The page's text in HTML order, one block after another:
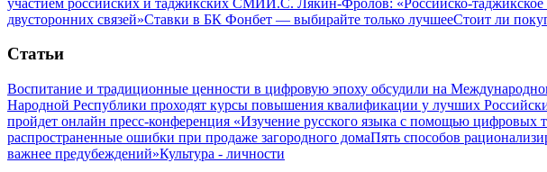
двусторонних связей»Ставки в БК Фонбет — выбирайте только лучшееСтоит ли
Статьи
Воспитание и традиционные ценности в цифровую эпоху обсудили на
Народной Республики проходят курсы повышения квалификации у лучших
пройдет онлайн пресс-конференция «Изучение русского языка с помощью цифровых
распространенные ошибки при продаже загородного домаПять способов
важнее предубеждений»Культура - личности